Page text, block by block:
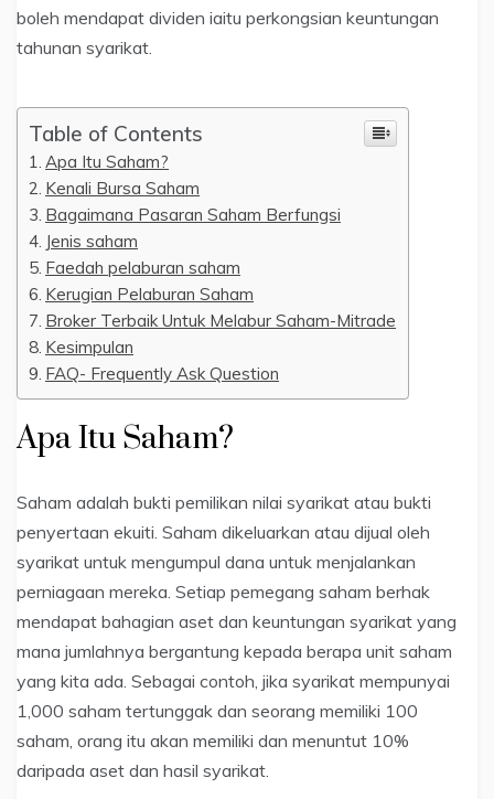
boleh mendapat dividen iaitu perkongsian keuntungan
tahunan syarikat.
Table of Contents
Apa Itu Saham?
Kenali Bursa Saham
Bagaimana Pasaran Saham Berfungsi
Jenis saham
Faedah pelaburan saham
Kerugian Pelaburan Saham
Broker Terbaik Untuk Melabur Saham-Mitrade
Kesimpulan
FAQ- Frequently Ask Question
Apa Itu Saham?
Saham adalah bukti pemilikan nilai syarikat atau bukti
penyertaan ekuiti. Saham dikeluarkan atau dijual oleh
syarikat untuk mengumpul dana untuk menjalankan
perniagaan mereka. Setiap pemegang saham berhak
mendapat bahagian aset dan keuntungan syarikat yang
mana jumlahnya bergantung kepada berapa unit saham
yang kita ada. Sebagai contoh, jika syarikat mempunyai
1,000 saham tertunggak dan seorang memiliki 100
saham, orang itu akan memiliki dan menuntut 10%
daripada aset dan hasil syarikat.